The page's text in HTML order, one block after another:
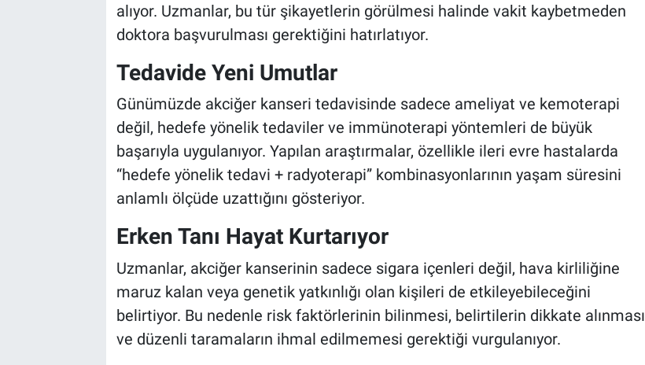
alıyor. Uzmanlar, bu tür şikayetlerin görülmesi halinde vakit kaybetmeden
doktora başvurulması gerektiğini hatırlatıyor.
Tedavide Yeni Umutlar
Günümüzde akciğer kanseri tedavisinde sadece ameliyat ve kemoterapi
değil, hedefe yönelik tedaviler ve immünoterapi yöntemleri de büyük
başarıyla uygulanıyor. Yapılan araştırmalar, özellikle ileri evre hastalarda
“hedefe yönelik tedavi + radyoterapi” kombinasyonlarının yaşam süresini
anlamlı ölçüde uzattığını gösteriyor.
Erken Tanı Hayat Kurtarıyor
Uzmanlar, akciğer kanserinin sadece sigara içenleri değil, hava kirliliğine
maruz kalan veya genetik yatkınlığı olan kişileri de etkileyebileceğini
belirtiyor. Bu nedenle risk faktörlerinin bilinmesi, belirtilerin dikkate alınması
ve düzenli taramaların ihmal edilmemesi gerektiği vurgulanıyor.